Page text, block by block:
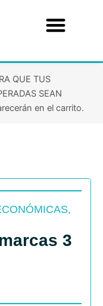
QUE TUS
SEAN
en el carrito.
,
3